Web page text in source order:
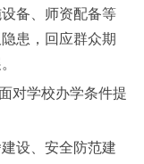
备、师资配备等
患，回应群众期
学校办学条件提
设、安全防范建